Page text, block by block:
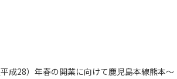
成28）年春の開業に向けて鹿児島本線熊本～